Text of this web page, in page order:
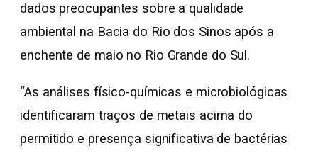
dados preocupantes sobre a qualidade
ambiental na Bacia do Rio dos Sinos após a
enchente de maio no Rio Grande do Sul.
“As análises físico-químicas e microbiológicas
identificaram traços de metais acima do
permitido e presença significativa de bactérias